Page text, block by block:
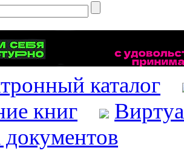
каталог
книг
документов